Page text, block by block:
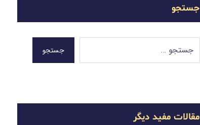
جستجو
جستجو
مقالات مفید دیگر